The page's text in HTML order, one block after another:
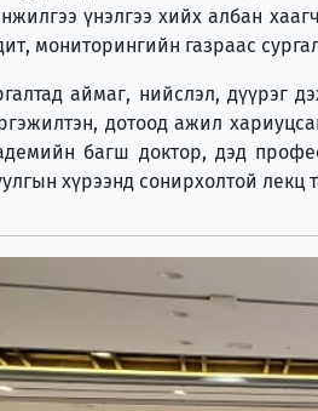
үнэлгээ хийх албан
мониторингийн газраас
аймаг, нийслэл, дүүрэг
дотоод ажил
багш доктор, дэд
хүрээнд сонирхолтой лекц